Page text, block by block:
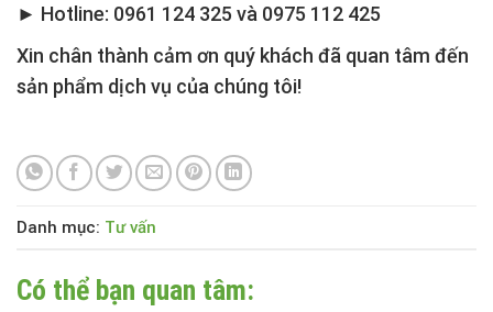
► Hotline: 0961 124 325 và 0975 112 425
Xin chân thành cảm ơn quý khách đã quan tâm đến
sản phẩm dịch vụ của chúng tôi!
Danh mục: Tư vấn
Có thể bạn quan tâm: